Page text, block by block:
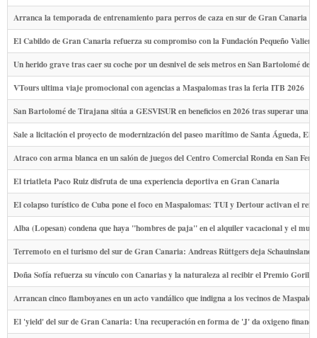
Arranca la temporada de entrenamiento para perros de caza en sur de Gran Canaria
El Cabildo de Gran Canaria refuerza su compromiso con la Fundación Pequeño
Un herido grave tras caer su coche por un desnivel de seis metros en San Bartolomé de
VTours ultima viaje promocional con agencias a Maspalomas tras la feria ITB 2026
San Bartolomé de Tirajana sitúa a GESVISUR en beneficios en 2026 tras superar una
Sale a licitación el proyecto de modernización del paseo marítimo de Santa Águeda, El
Atraco con arma blanca en un salón de juegos del Centro Comercial Ronda en San
El triatleta Paco Ruiz disfruta de una experiencia deportiva en Gran Canaria
El colapso turístico de Cuba pone el foco en Maspalomas: TUI y Dertour activan el
Alba (Lopesan) condena que haya "hombres de paja" en el alquiler vacacional y el
Terremoto en el turismo del sur de Gran Canaria: Andreas Rüttgers deja Schauinsland
Doña Sofía refuerza su vínculo con Canarias y la naturaleza al recibir el Premio Gorila
Arrancan cinco flamboyanes en un acto vandálico que indigna a los vecinos de
El 'yield' del sur de Gran Canaria: Una recuperación en forma de 'J' da oxigeno